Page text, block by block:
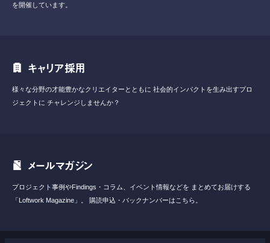
を開催しています。
キャリア採用
様々な分野の才能豊かなクリエイターとともに 社会的インパクトを生み出すプロ
ジェクトに チャレンジしませんか？
メールマガジン
プロジェクト事例やFindings・コラム、イベント情報などを まとめてお届けする
「Loftwork Magazine」。
購読申込・バックナンバーはこちら。